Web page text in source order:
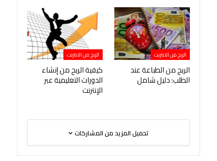
الربح من الانترنت
الربح من الطباعة عند
الطلب: دليل شامل
الربح من الانترنت
كيفية الربح من إنشاء
الدورات التعليمية عبر
الإنترنت
تحميل المزيد من المشاركات